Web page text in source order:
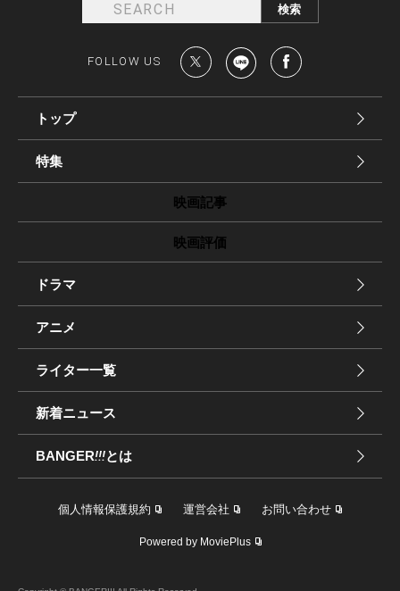
FOLLOW US
トップ
特集
映画記事
映画評価
ドラマ
アニメ
ライター一覧
新着ニュース
BANGER!!!とは
個人情報保護規約 運営会社 お問い合わせ
Powered by MoviePlus